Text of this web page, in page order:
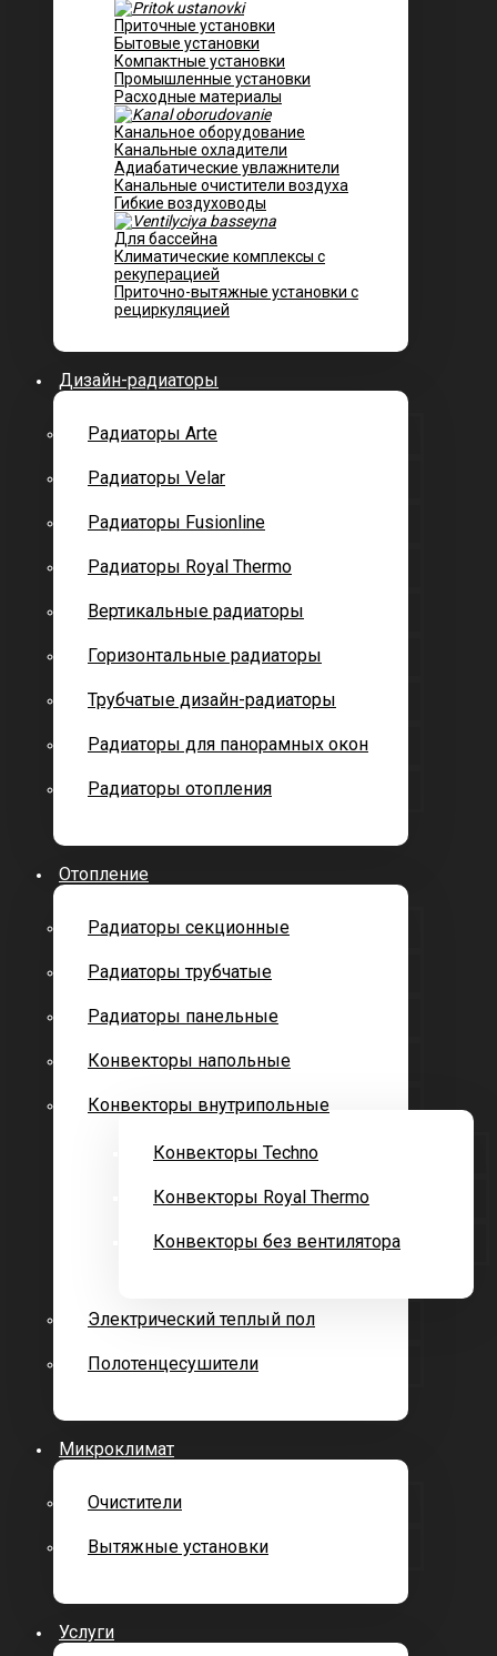
Приточные установки
Бытовые установки
Компактные установки
Промышленные установки
Расходные материалы
Канальное оборудование
Канальные охладители
Адиабатические увлажнители
Канальные очистители воздуха
Гибкие воздуховоды
Для бассейна
Климатические комплексы с
рекуперацией
Приточно-вытяжные установки с
рециркуляцией
Дизайн-радиаторы
Радиаторы Arte
Радиаторы Velar
Радиаторы Fusionline
Радиаторы Royal Thermo
Вертикальные радиаторы
Горизонтальные радиаторы
Трубчатые дизайн-радиаторы
Радиаторы для панорамных окон
Радиаторы отопления
Отопление
Радиаторы секционные
Радиаторы трубчатые
Радиаторы панельные
Конвекторы напольные
Конвекторы внутрипольные
Конвекторы Techno
Конвекторы Royal Thermo
Конвекторы без вентилятора
Электрический теплый пол
Полотенцесушители
Микроклимат
Очистители
Вытяжные установки
Услуги